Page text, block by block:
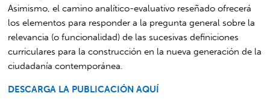
Asimismo, el camino analítico-evaluativo reseñado ofrecerá
los elementos para responder a la pregunta general sobre la
relevancia (o funcionalidad) de las sucesivas definiciones
curriculares para la construcción en la nueva generación de la
ciudadanía contemporánea.
DESCARGA LA PUBLICACIÓN AQUÍ